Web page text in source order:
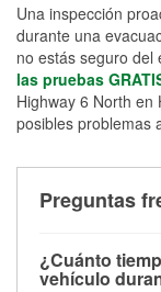
Una inspección
durante una
no estás seguro del
las pruebas
Highway 6 North
posibles problemas
Preguntas
¿Cuánto
vehículo